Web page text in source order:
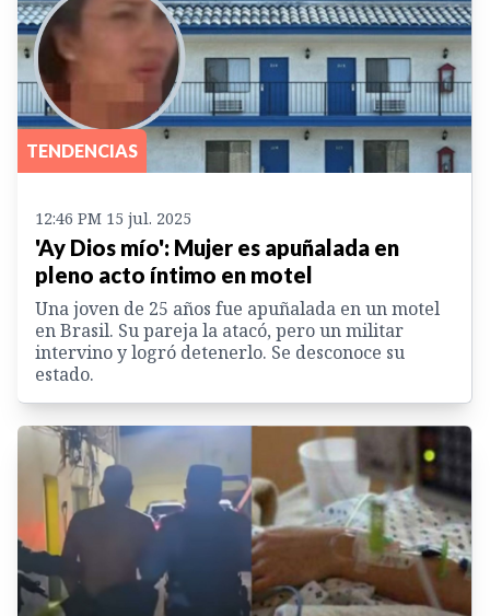
TENDENCIAS
12:46 PM 15 jul. 2025
'Ay Dios mío': Mujer es apuñalada en
pleno acto íntimo en motel
Una joven de 25 años fue apuñalada en un motel
en Brasil. Su pareja la atacó, pero un militar
intervino y logró detenerlo. Se desconoce su
estado.